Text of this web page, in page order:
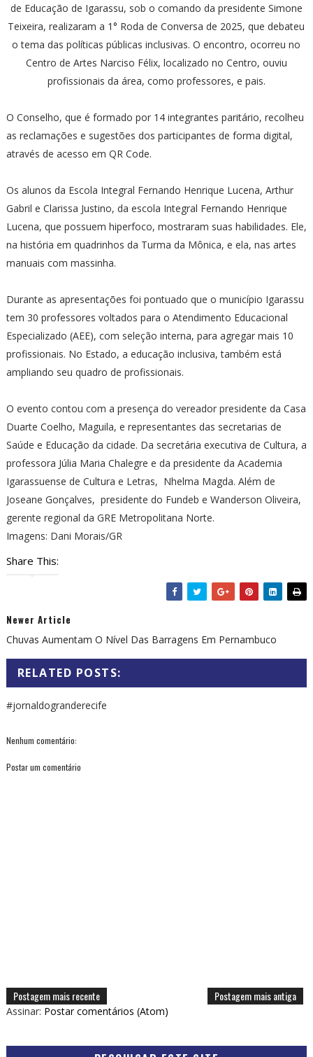
de Educação de Igarassu, sob o comando da presidente Simone
Teixeira, realizaram a 1° Roda de Conversa de 2025, que debateu
o tema das políticas públicas inclusivas. O encontro, ocorreu no
Centro de Artes Narciso Félix, localizado no Centro, ouviu
profissionais da área, como professores, e pais.
O Conselho, que é formado por 14 integrantes paritário, recolheu
as reclamações e sugestões dos participantes de forma digital,
através de acesso em QR Code.
Os alunos da Escola Integral Fernando Henrique Lucena, Arthur
Gabril e Clarissa Justino, da escola Integral Fernando Henrique
Lucena, que possuem hiperfoco, mostraram suas habilidades. Ele,
na história em quadrinhos da Turma da Mônica, e ela, nas artes
manuais com massinha.
Durante as apresentações foi pontuado que o município Igarassu
tem 30 professores voltados para o Atendimento Educacional
Especializado (AEE), com seleção interna, para agregar mais 10
profissionais. No Estado, a educação inclusiva, também está
ampliando seu quadro de profissionais.
O evento contou com a presença do vereador presidente da Casa
Duarte Coelho, Maguila, e representantes das secretarias de
Saúde e Educação da cidade. Da secretária executiva de Cultura, a
professora Júlia Maria Chalegre e da presidente da Academia
Igarassuense de Cultura e Letras, Nhelma Magda. Além de
Joseane Gonçalves, presidente do Fundeb e Wanderson Oliveira,
gerente regional da GRE Metropolitana Norte.
Imagens: Dani Morais/GR
Share This:
Newer Article
Chuvas Aumentam O Nível Das Barragens Em Pernambuco
RELATED POSTS:
#jornaldogranderecife
Nenhum comentário:
Postar um comentário
Postagem mais recente Postagem mais antiga
Assinar: Postar comentários (Atom)